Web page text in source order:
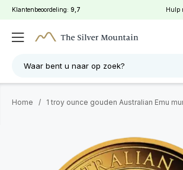
Klantenbeoordeling: 9,7 Hulp
Waar bent u naar op zoek?
Home / 1 troy ounce gouden Australian Emu